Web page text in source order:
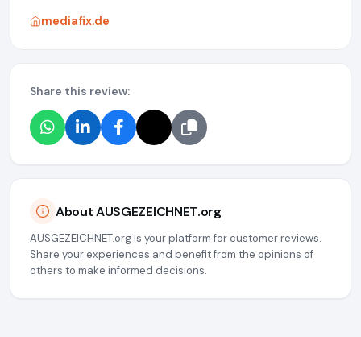
mediafix.de
Share this review:
About AUSGEZEICHNET.org
AUSGEZEICHNET.org is your platform for customer reviews.
Share your experiences and benefit from the opinions of
others to make informed decisions.